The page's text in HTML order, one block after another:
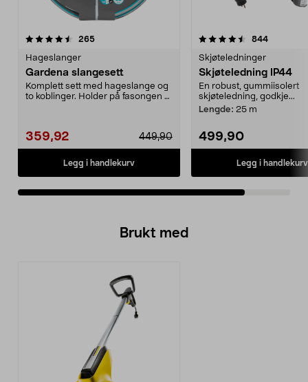
265anmeldelser
Hageslanger
Gardena slangesett
Komplett sett med hageslange og
to koblinger. Holder på fasongen -
449,90
359,92
Legg i handlekurv
4.5av 5 stjerner 844
Skjøteledninger
Skjøteledning IP44
En robust, gummiisolert
skjøteledning, godkje...
Lengde: 25 m
499,90
Legg i handlekurv
Brukt med